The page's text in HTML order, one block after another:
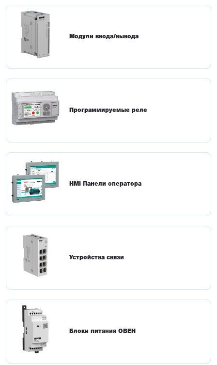
Модули ввода/вывода
Программируемые реле
HMI Панели оператора
Устройства связи
Блоки питания ОВЕН